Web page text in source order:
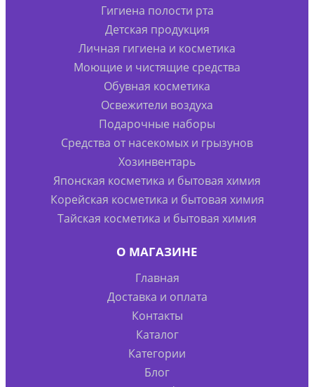
Гигиена полости рта
Детская продукция
Личная гигиена и косметика
Моющие и чистящие средства
Обувная косметика
Освежители воздуха
Подарочные наборы
Средства от насекомых и грызунов
Хозинвентарь
Японская косметика и бытовая химия
Корейская косметика и бытовая химия
Тайская косметика и бытовая химия
О МАГАЗИНЕ
Главная
Доставка и оплата
Контакты
Каталог
Категории
Блог